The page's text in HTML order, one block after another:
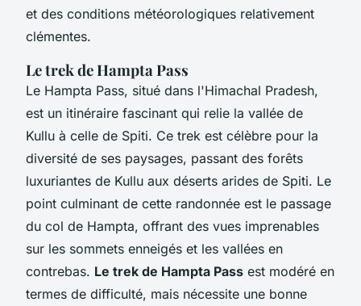
et des conditions météorologiques relativement
clémentes.
Le trek de Hampta Pass
Le Hampta Pass, situé dans l'Himachal Pradesh,
est un itinéraire fascinant qui relie la vallée de
Kullu à celle de Spiti. Ce trek est célèbre pour la
diversité de ses paysages, passant des forêts
luxuriantes de Kullu aux déserts arides de Spiti. Le
point culminant de cette randonnée est le passage
du col de Hampta, offrant des vues imprenables
sur les sommets enneigés et les vallées en
contrebas. Le trek de Hampta Pass est modéré en
termes de difficulté, mais nécessite une bonne